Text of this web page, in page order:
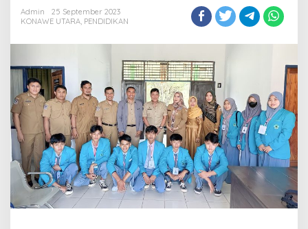
Admin
25 September 2023
KONAWE UTARA, PENDIDIKAN